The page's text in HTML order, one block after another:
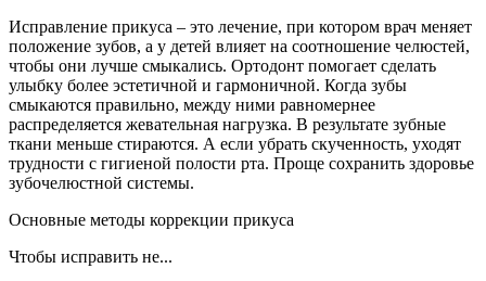
Исправление прикуса – это лечение, при котором врач меняет
положение зубов, а у детей влияет на соотношение челюстей,
чтобы они лучше смыкались. Ортодонт помогает сделать
улыбку более эстетичной и гармоничной. Когда зубы
смыкаются правильно, между ними равномернее
распределяется жевательная нагрузка. В результате зубные
ткани меньше стираются. А если убрать скученность, уходят
трудности с гигиеной полости рта. Проще сохранить здоровье
зубочелюстной системы.
Основные методы коррекции прикуса
Чтобы исправить не...